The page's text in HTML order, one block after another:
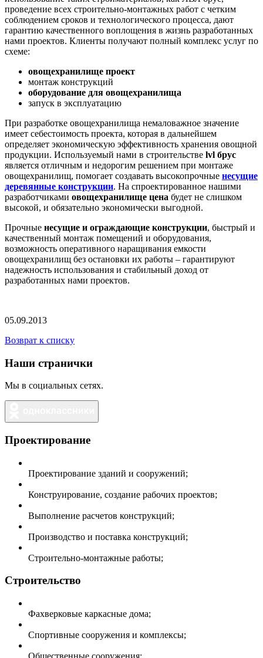
проведение всех строительно-монтажных работ с четким
соблюдением сроков и технологического процесса, дают
гарантию качественного воплощения в жизнь разработанных
нами проектов. Клиенты получают полный комплекс услуг по
схеме:
овощехранилище проект
монтаж конструкций
оборудование для овощехранилища
запуск в эксплуатацию
При разработке овощехранилища немаловажное значение
имеет себестоимость проекта, которая в дальнейшем
определяет экономическую эффективность хранения овощной
продукции. Используемый нами в строительстве lvl брус
является отличным и недорогим решением при монтаже
овощехранилищ, помогает создавать высокопрочные несущие
деревянные конструкции. На спроектированное нашими
разработчиками овощехранилище цена будет не слишком
высокой, и обязательно экономически выгодной.
Прочные несущие и ограждающие конструкции, быстрый и
качественный монтаж помещений и оборудования,
возможность оперативного наращивания емкости
овощехранилищ без остановки их работы – гарантируют
надежность использования и стабильный доход от
разработанных нами проектов.
05.09.2013
Возврат к списку
Наши странички
Мы в социальных сетях.
Проектирование
Проектирование зданий и сооружений;
Конструирование, создание рабочих проектов;
Выполнение расчетов конструкций;
Производство и поставка конструкций;
Строительно-монтажные работы;
Строительство
Фахверковые каркасные дома;
Спортивные сооружения и комплексы;